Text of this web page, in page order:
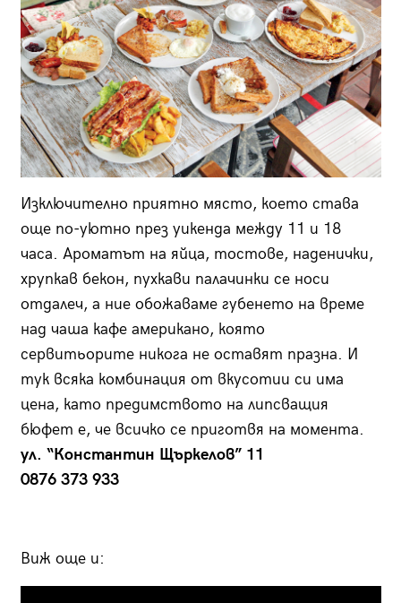
Изключително приятно място, което става
още по-уютно през уикенда между 11 и 18
часа. Ароматът на яйца, тостове, наденички,
хрупкав бекон, пухкави палачинки се носи
отдалеч, а ние обожаваме губенето на време
над чаша кафе американо, която
сервитьорите никога не оставят празна. И
тук всяка комбинация от вкусотии си има
цена, като предимството на липсващия
бюфет е, че всичко се приготвя на момента.
ул. “Константин Щъркелов” 11
0876 373 933
Виж още и: